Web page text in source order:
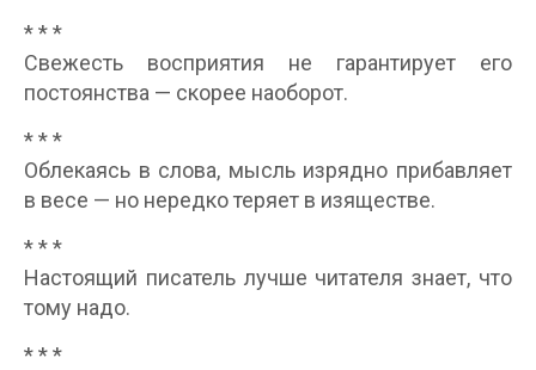
* * *
Свежесть восприятия не гарантирует его
постоянства — скорее наоборот.
* * *
Облекаясь в слова, мысль изрядно прибавляет
в весе — но нередко теряет в изяществе.
* * *
Настоящий писатель лучше читателя знает, что
тому надо.
* * *